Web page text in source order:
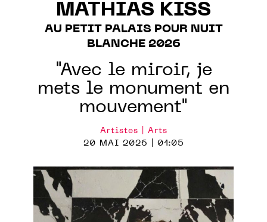
MATHIAS KISS
AU PETIT PALAIS POUR NUIT
BLANCHE 2026
"Avec le miroir, je
mets le monument en
mouvement"
Artistes | Arts
20 MAI 2026 | 01:05